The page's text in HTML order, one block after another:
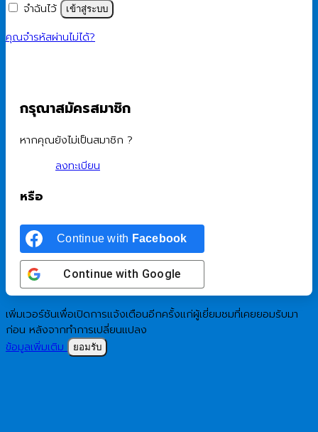
จำฉันไว้
เข้าสู่ระบบ
คุณจำรหัสผ่านไม่ได้?
กรุณาสมัครสมาชิก
หากคุณยังไม่เป็นสมาชิก ?
ลงทะเบียน
หรือ
Continue with Facebook
Continue with Google
เพิ่มเวอร์ชันเพื่อเปิดการแจ้งเตือนอีกครั้งแก่ผู้เยี่ยมชมที่เคยยอมรับมา
ก่อน หลังจากทำการเปลี่ยนแปลง
ข้อมูลเพิ่มเติม
ยอมรับ